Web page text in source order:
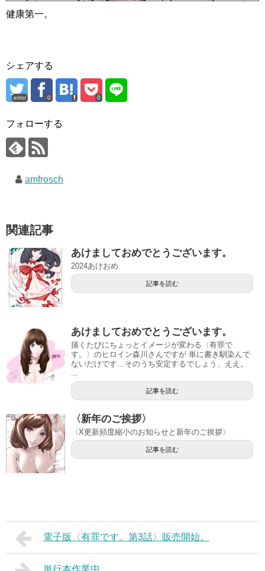
健康第一。
シェアする
error 0 0
フォローする
amfrosch
関連記事
あけましておめでとうございます。
2024あけおめ
記事を読む
あけましておめでとうございます。
描くたびにちょっとイメージが変わる〈有罪で
す。〉のヒロイン森川さんですが 単に書き馴染んで
ないだけです…そのうち安定するでしょう、ええ。
...
記事を読む
〈新年のご挨拶〉
〈X更新頻度縮小のお知らせと新年のご挨拶〉
記事を読む
電子版〈有罪です。第3話〉販売開始。
単行本作業中